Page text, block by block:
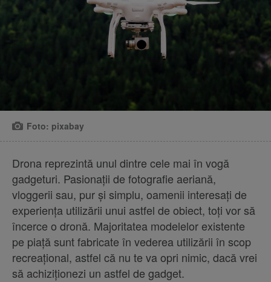
Foto: pixabay
Drona reprezintă unul dintre cele mai în vogă
gadgeturi. Pasionații de fotografie aeriană,
vloggerii sau, pur și simplu, oamenii interesați de
experiența utilizării unui astfel de obiect, toți vor să
încerce o dronă. Majoritatea modelelor existente
pe piață sunt fabricate în vederea utilizării în scop
recreațional, astfel că nu te va opri nimic, dacă vrei
să achiziționezi un astfel de gadget.